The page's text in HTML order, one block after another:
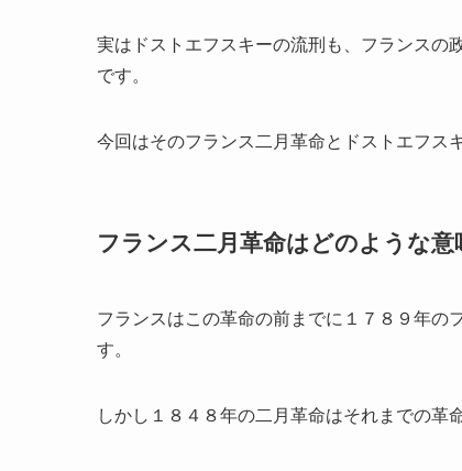
実はドストエフスキーの流刑も、フランスの
です。
今回はそのフランス二月革命とドストエフス
フランス二月革命はどのような
フランスはこの革命の前までに１７８９年の
す。
しかし１８４８年の二月革命はそれまでの革